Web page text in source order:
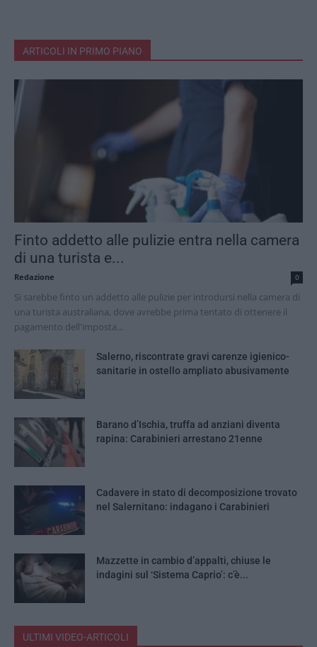
ARTICOLI IN PRIMO PIANO
Finto addetto alle pulizie entra nella camera
di una turista e...
Redazione 0
Si sarebbe finto un addetto alle pulizie per introdursi nella camera di
una turista australiana, dove avrebbe prima tentato di ottenere il
pagamento dell'imposta...
Salerno, riscontrate gravi carenze igienico-
sanitarie in ostello ampliato abusivamente
Barano d’Ischia, truffa ad anziani diventa
rapina: Carabinieri arrestano 21enne
Cadavere in stato di decomposizione trovato
nel Salernitano: indagano i Carabinieri
Mazzette in cambio d’appalti, chiuse le
indagini sul ‘Sistema Caprio’: c’è...
ULTIMI VIDEO-ARTICOLI